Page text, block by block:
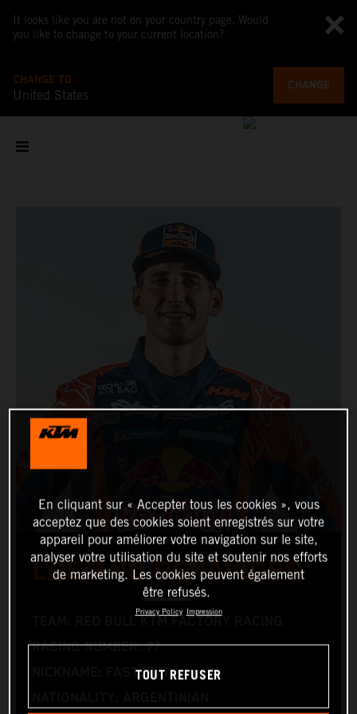
It looks like you are not on your country page. Would
you like to change to your current location?
CHANGE TO
United States
CHANGE
LUCIANO BENAVIDES
RACING NUMBER: 77
NICKNAME: FASTER77
En cliquant sur « Accepter tous les cookies », vous
acceptez que des cookies soient enregistrés sur votre
appareil pour améliorer votre navigation sur le site,
analyser votre utilisation du site et soutenir nos efforts
de marketing. Les cookies peuvent également
être refusés.
Privacy Policy Impression
TOUT REFUSER